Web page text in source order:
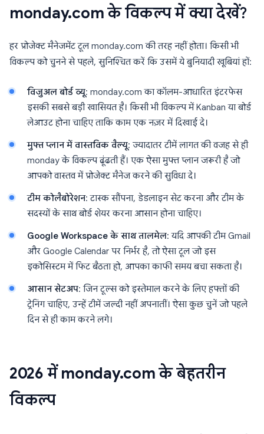
monday.com के विकल्प में क्या देखें?
हर प्रोजेक्ट मैनेजमेंट टूल monday.com की तरह नहीं होता। किसी भी
विकल्प को चुनने से पहले, सुनिश्चित करें कि उसमें ये बुनियादी खूबियां हों:
विजुअल बोर्ड व्यू: monday.com का कॉलम-आधारित इंटरफेस
इसकी सबसे बड़ी खासियत है। किसी भी विकल्प में Kanban या बोर्ड
लेआउट होना चाहिए ताकि काम एक नज़र में दिखाई दे।
मुफ्त प्लान में वास्तविक वैल्यू: ज्यादातर टीमें लागत की वजह से ही
monday के विकल्प ढूंढती हैं। एक ऐसा मुफ्त प्लान जरूरी है जो
आपको वास्तव में प्रोजेक्ट मैनेज करने की सुविधा दे।
टीम कोलैबोरेशन: टास्क सौंपना, डेडलाइन सेट करना और टीम के
सदस्यों के साथ बोर्ड शेयर करना आसान होना चाहिए।
Google Workspace के साथ तालमेल: यदि आपकी टीम Gmail
और Google Calendar पर निर्भर है, तो ऐसा टूल जो इस
इकोसिस्टम में फिट बैठता हो, आपका काफी समय बचा सकता है।
आसान सेटअप: जिन टूल्स को इस्तेमाल करने के लिए हफ्तों की
ट्रेनिंग चाहिए, उन्हें टीमें जल्दी नहीं अपनातीं। ऐसा कुछ चुनें जो पहले
दिन से ही काम करने लगे।
2026 में monday.com के बेहतरीन
विकल्प